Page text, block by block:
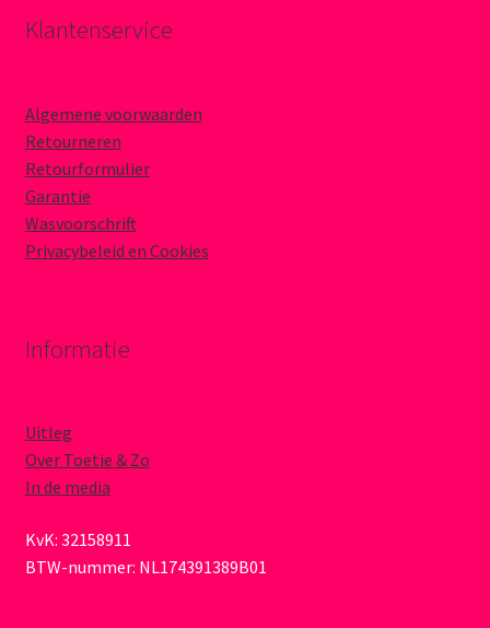
Klantenservice
Algemene voorwaarden
Retourneren
Retourformulier
Garantie
Wasvoorschrift
Privacybeleid en Cookies
Informatie
Uitleg
Over Toetie & Zo
In de media
KvK: 32158911
BTW-nummer: NL174391389B01